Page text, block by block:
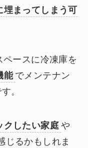
埋まってしまう可
ペースに冷凍庫を
能 でメンテナン
。
クしたい家庭 や
じるかもしれま